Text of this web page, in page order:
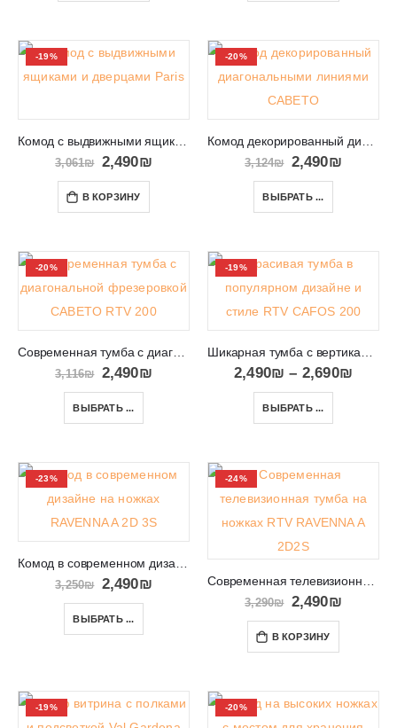
-19%
Комод с выдвижными ящиками и дверцами Paris 014
3,061₪ 2,490₪
В КОРЗИНУ
-20%
3,124₪ 2,490₪
ВЫБРАТЬ ...
-20%
Современная тумба с диагональной фрезеровкой CABETO RTV 200
3,116₪ 2,490₪
ВЫБРАТЬ ...
-19%
2,490₪ – 2,690₪
ВЫБРАТЬ ...
-23%
3,250₪ 2,490₪
ВЫБРАТЬ ...
-24%
3,290₪ 2,490₪
В КОРЗИНУ
-19% -20%